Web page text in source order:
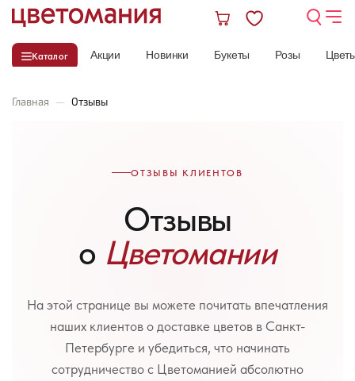
Каталог Акции Новинки Букеты Розы
Главная — Отзывы
ОТЗЫВЫ КЛИЕНТОВ
Отзывы
о Цветомании
На этой странице вы можете почитать впечатления
наших клиентов о доставке цветов в Санкт-
Петербурге и убедиться, что начинать
сотрудничество с Цветоманией абсолютно